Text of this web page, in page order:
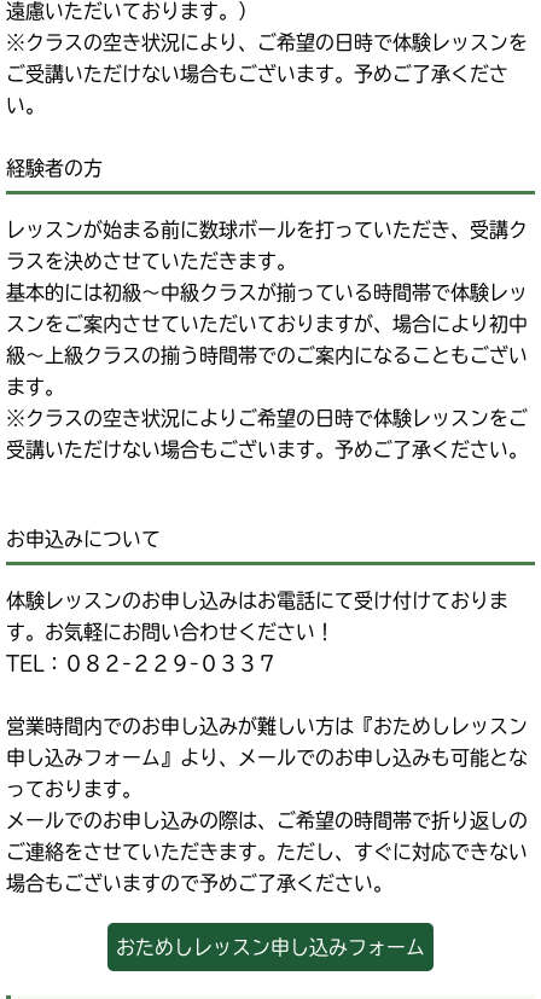
遠慮いただいております。）
※クラスの空き状況により、ご希望の日時で体験レッスンを
ご受講いただけない場合もございます。予めご了承くださ
い。
経験者の方
レッスンが始まる前に数球ボールを打っていただき、受講ク
ラスを決めさせていただきます。
基本的には初級～中級クラスが揃っている時間帯で体験レッ
スンをご案内させていただいておりますが、場合により初中
級～上級クラスの揃う時間帯でのご案内になることもござい
ます。
※クラスの空き状況によりご希望の日時で体験レッスンをご
受講いただけない場合もございます。予めご了承ください。
お申込みについて
体験レッスンのお申し込みはお電話にて受け付けておりま
す。お気軽にお問い合わせください！
TEL：０８２-２２９-０３３７
営業時間内でのお申し込みが難しい方は『おためしレッスン
申し込みフォーム』より、メールでのお申し込みも可能とな
っております。
メールでのお申し込みの際は、ご希望の時間帯で折り返しの
ご連絡をさせていただきます。ただし、すぐに対応できない
場合もございますので予めご了承ください。
おためしレッスン申し込みフォーム